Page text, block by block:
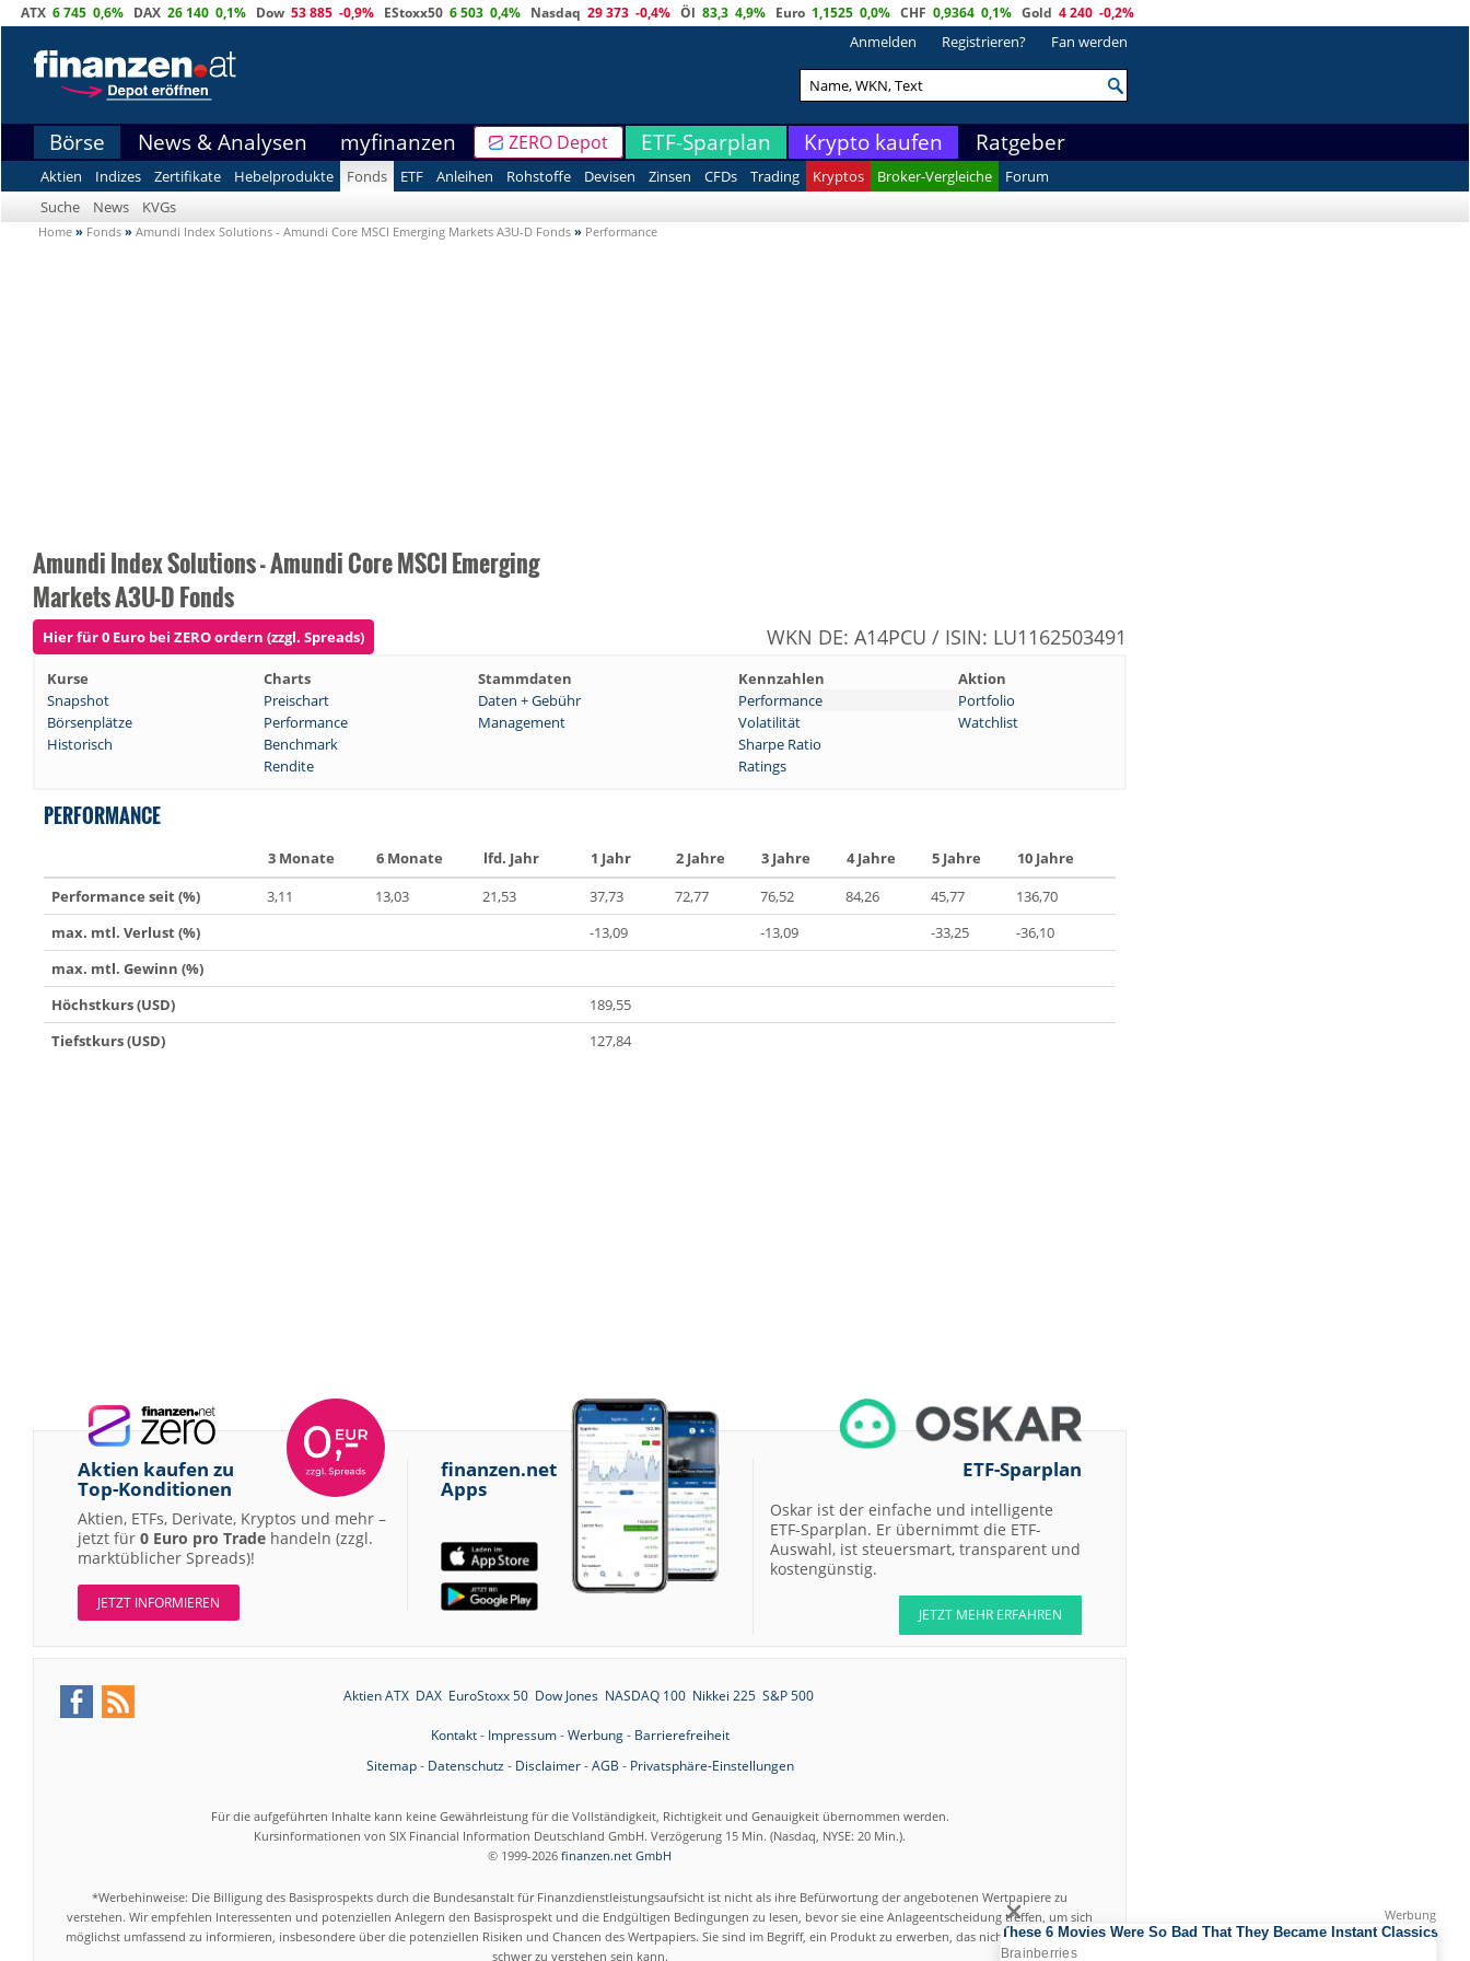
ATX 6 745 0,6% DAX 26 140 0,1% Dow 53 885 -0,9% EStoxx50 6 503 0,4% Nasdaq 29 373 -0,4% Öl 83,3 4,9% Euro 1,1525 0,0% CHF 0,9364 0,1% Gold 4 240 -0,2%
Anmelden Registrieren? Fan werden
Börse News & Analysen myfinanzen ZERO Depot ETF-Sparplan Krypto kaufen Ratgeber
Aktien Indizes Zertifikate Hebelprodukte Fonds ETF Anleihen Rohstoffe Devisen Zinsen CFDs Trading Kryptos Broker-Vergleiche
Forum
Suche
News KVGs
Home » Fonds » Amundi Index Solutions - Amundi Core MSCI Emerging Markets A3U-D Fonds » Performance
Amundi Index Solutions - Amundi Core MSCI Emerging
Markets A3U-D Fonds
Hier für 0 Euro bei ZERO ordern (zzgl. Spreads) WKN DE: A14PCU / ISIN: LU1162503491
Kurse Charts Stammdaten Kennzahlen
Aktion
Snapshot
Preischart Daten + Gebühr Performance
Portfolio
Börsenplätze
Performance Management Volatilität
Watchlist
Historisch
Benchmark
Sharpe Ratio
Rendite
Ratings
PERFORMANCE
3 Monate 6 Monate lfd. Jahr 1 Jahr 2 Jahre 3 Jahre 4 Jahre 5 Jahre
10 Jahre
Performance seit (%)
3,11 13,03 21,53 37,73 72,77 76,52 84,26 45,77
136,70
max. mtl. Verlust (%)
-13,09 -13,09 -33,25
-36,10
max. mtl. Gewinn (%)
Höchstkurs (USD)
189,55
Tiefstkurs (USD)
127,84
Aktien kaufen zu
Top-Konditionen
Aktien, ETFs, Derivate, Kryptos und mehr –
jetzt für 0 Euro pro Trade handeln (zzgl.
marktüblicher Spreads)!
JETZT INFORMIEREN
finanzen.net
Apps
ETF-Sparplan
Oskar ist der einfache und intelligente
ETF-Sparplan. Er übernimmt die ETF-
Auswahl, ist steuersmart, transparent und
kostengünstig.
JETZT MEHR ERFAHREN
Aktien ATX DAX EuroStoxx 50 Dow Jones NASDAQ 100 Nikkei 225 S&P 500
Kontakt- Impressum-Werbung- Barrierefreiheit
Sitemap- Datenschutz- Disclaimer-AGB - Privatsphäre-Einstellungen
Für die aufgeführten Inhalte kann keine Gewährleistung für die Vollständigkeit, Richtigkeit und Genauigkeit übernommen werden.
Kursinformationen von SIX Financial Information Deutschland GmbH. Verzögerung 15 Min. (Nasdaq, NYSE: 20 Min.).
© 1999-2026 finanzen.net GmbH
*Werbehinweise: Die Billigung des Basisprospekts durch die Bundesanstalt für Finanzdienstleistungsaufsicht ist nicht als ihre Befürwortung der angebotenen Wertpapiere zu
verstehen. Wir empfehlen Interessenten und potenziellen Anlegern den Basisprospekt und die Endgültigen Bedingungen zu lesen, bevor sie eine Anlageentscheidung treffen, um sich
möglichst umfassend zu informieren, insbesondere über die potenziellen Risiken und Chancen des Wertpapiers. Sie sind im Begriff, ein Produkt zu erwerben, das nicht einfach ist und
schwer zu verstehen sein kann.